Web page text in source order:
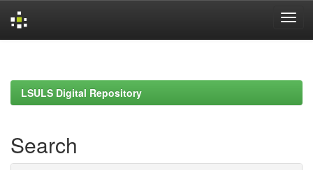
LSULS Digital Repository
Search